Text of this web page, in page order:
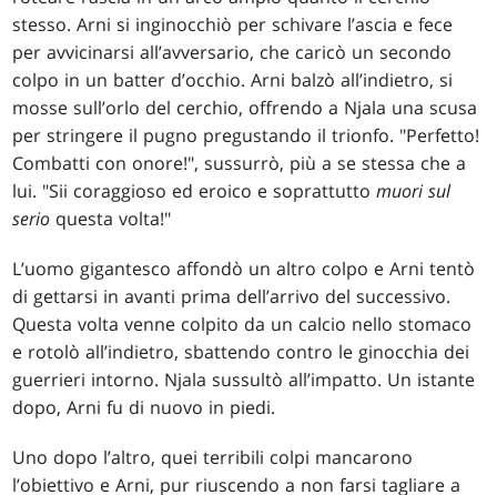
stesso. Arni si inginocchiò per schivare l’ascia e fece
per avvicinarsi all’avversario, che caricò un secondo
colpo in un batter d’occhio. Arni balzò all’indietro, si
mosse sull’orlo del cerchio, offrendo a Njala una scusa
per stringere il pugno pregustando il trionfo. "Perfetto!
Combatti con onore!", sussurrò, più a se stessa che a
lui. "Sii coraggioso ed eroico e soprattuttomuori sul
serio questa volta!"
L’uomo gigantesco affondò un altro colpo e Arni tentò
di gettarsi in avanti prima dell’arrivo del successivo.
Questa volta venne colpito da un calcio nello stomaco
e rotolò all’indietro, sbattendo contro le ginocchia dei
guerrieri intorno. Njala sussultò all’impatto. Un istante
dopo, Arni fu di nuovo in piedi.
Uno dopo l’altro, quei terribili colpi mancarono
l’obiettivo e Arni, pur riuscendo a non farsi tagliare a